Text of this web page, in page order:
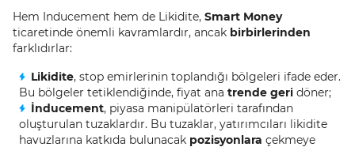
Hem Inducement hem de Likidite, Smart Money
ticaretinde önemli kavramlardır, ancak birbirlerinden
farklıdırlar:
Likidite, stop emirlerinin toplandığı bölgeleri ifade eder.
Bu bölgeler tetiklendiğinde, fiyat ana trende geri döner;
İnducement, piyasa manipülatörleri tarafından
oluşturulan tuzaklardır. Bu tuzaklar, yatırımcıları likidite
havuzlarına katkıda bulunacak pozisyonlara çekmeye